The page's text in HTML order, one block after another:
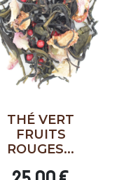
THÉ VERT
FRUITS
ROUGES...